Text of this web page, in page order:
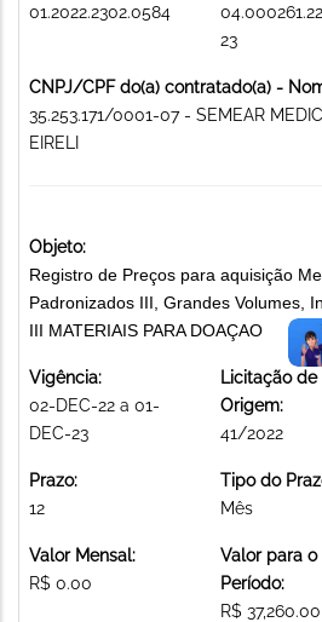
01.2022.2302.0584
23
CNPJ/CPF do(a) contratado(a) -
35.253.171/0001-07 - SEMEAR
EIRELI
Objeto:
Registro de Preços para aquisição
Padronizados III, Grandes Volumes,
III MATERIAIS PARA DOAÇAO
Vigência:
02-DEC-22 a 01-
DEC-23
Licitação de
Origem:
41/2022
Prazo:
12
Tipo do
Mês
Valor Mensal:
R$ 0.00
Valor para o
Período:
R$ 37,260.00